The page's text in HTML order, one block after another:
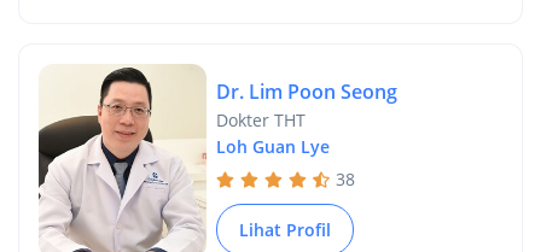
Dr. Lim Poon Seong
Dokter THT
Loh Guan Lye
38
Lihat Profil